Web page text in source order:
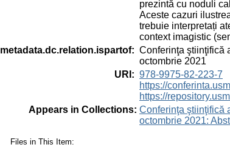
prezintă cu noduli
Aceste cazuri
trebuie interpretați
context imagistic
metadata.dc.relation.ispartof: Conferinţa ştiinţifică
octombrie 2021
URI : 978-9975-82-223-7
https://
https://
Appears in Collections: Conferinţa ştiinţifică
octombrie 2021:
Files in This Item: